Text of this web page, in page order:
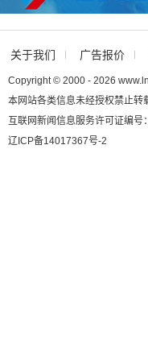
关于我们 广告报价
Copyright © 2000 - 2026
本网站各类信息未经授权禁止
互联网新闻信息服务许可证编
辽ICP备14017367号-2